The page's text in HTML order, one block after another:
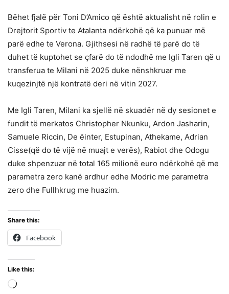
Bëhet fjalë për Toni D’Amico që është aktualisht në rolin e
Drejtorit Sportiv te Atalanta ndërkohë që ka punuar më
parë edhe te Verona. Gjithsesi në radhë të parë do të
duhet të kuptohet se çfarë do të ndodhë me Igli Taren që u
transferua te Milani në 2025 duke nënshkruar me
kuqezinjtë një kontratë deri në vitin 2027.
Me Igli Taren, Milani ka sjellë në skuadër në dy sesionet e
fundit të merkatos Christopher Nkunku, Ardon Jasharin,
Samuele Riccin, De ëinter, Estupinan, Athekame, Adrian
Cisse(që do të vijë në muajt e verës), Rabiot dhe Odogu
duke shpenzuar në total 165 milionë euro ndërkohë që me
parametra zero kanë ardhur edhe Modric me parametra
zero dhe Fullhkrug me huazim.
Share this:
Facebook
Like this: